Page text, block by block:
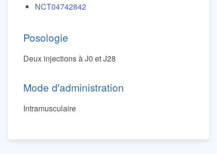
NCT04742842
Posologie
Deux injections à J0 et J28
Mode d'administration
Intramusculaire